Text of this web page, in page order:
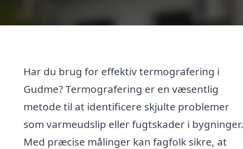
Har du brug for effektiv termografering i
Gudme? Termografering er en væsentlig
metode til at identificere skjulte problemer
som varmeudslip eller fugtskader i bygninger.
Med præcise målinger kan fagfolk sikre, at